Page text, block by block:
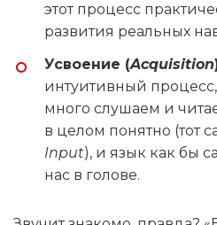
этот процесс
развития реальных
Усвоение (Acquisition
интуитивный
много слушаем и
в целом понятно (тот
Input), и язык как бы
нас в голове.